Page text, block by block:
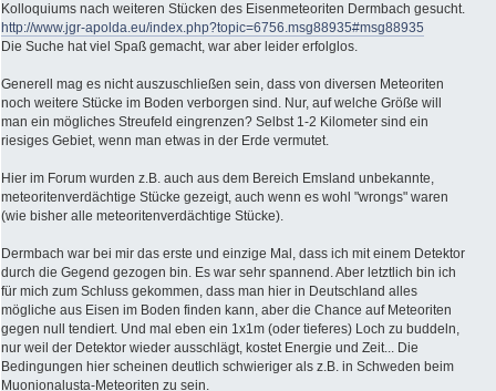
Kolloquiums nach weiteren Stücken des Eisenmeteoriten Dermbach gesucht.
http://www.jgr-apolda.eu/index.php?topic=6756.msg88935#msg88935
Die Suche hat viel Spaß gemacht, war aber leider erfolglos.
Generell mag es nicht auszuschließen sein, dass von diversen Meteoriten
noch weitere Stücke im Boden verborgen sind. Nur, auf welche Größe will
man ein mögliches Streufeld eingrenzen? Selbst 1-2 Kilometer sind ein
riesiges Gebiet, wenn man etwas in der Erde vermutet.
Hier im Forum wurden z.B. auch aus dem Bereich Emsland unbekannte,
meteoritenverdächtige Stücke gezeigt, auch wenn es wohl "wrongs" waren
(wie bisher alle meteoritenverdächtige Stücke).
Dermbach war bei mir das erste und einzige Mal, dass ich mit einem Detektor
durch die Gegend gezogen bin. Es war sehr spannend. Aber letztlich bin ich
für mich zum Schluss gekommen, dass man hier in Deutschland alles
mögliche aus Eisen im Boden finden kann, aber die Chance auf Meteoriten
gegen null tendiert. Und mal eben ein 1x1m (oder tieferes) Loch zu buddeln,
nur weil der Detektor wieder ausschlägt, kostet Energie und Zeit... Die
Bedingungen hier scheinen deutlich schwieriger als z.B. in Schweden beim
Muonionalusta-Meteoriten zu sein.